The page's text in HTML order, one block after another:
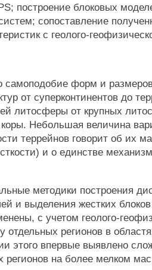
построение блоковых
сопоставление
с геолого-
самоподобие форм и
от суперконтинентов до
литосферы от крупных
Небольшая величина
террейнов говорит об их
и о единстве
методики построения
и выделения жестких
с учетом геолого-
отдельных регионов в
этого впервые выявлено
регионов на более мелком